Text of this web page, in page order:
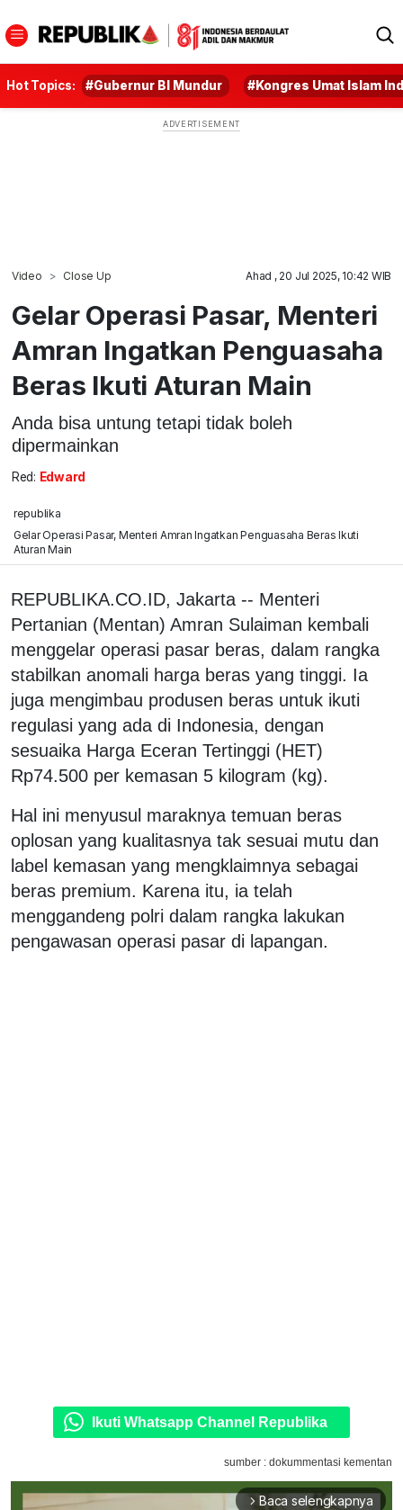
Hot Topics: #Gubernur BI Mundur #Kongres Umat Islam
Video Close Up Ahad , 20 Jul 2025, 10:42 WIB
Gelar Operasi Pasar, Menteri
Amran Ingatkan Penguasaha
Beras Ikuti Aturan Main
Anda bisa untung tetapi tidak boleh
dipermainkan
Red: Edward
republika
Gelar Operasi Pasar, Menteri Amran Ingatkan Penguasaha Beras Ikuti
Aturan Main
REPUBLIKA.CO.ID, Jakarta -- Menteri
Pertanian (Mentan) Amran Sulaiman kembali
menggelar operasi pasar beras, dalam rangka
stabilkan anomali harga beras yang tinggi. Ia
juga mengimbau produsen beras untuk ikuti
regulasi yang ada di Indonesia, dengan
sesuaika Harga Eceran Tertinggi (HET)
Rp74.500 per kemasan 5 kilogram (kg).
Hal ini menyusul maraknya temuan beras
oplosan yang kualitasnya tak sesuai mutu dan
label kemasan yang mengklaimnya sebagai
beras premium. Karena itu, ia telah
menggandeng polri dalam rangka lakukan
pengawasan operasi pasar di lapangan.
Ikuti Whatsapp Channel Republika
sumber : dokummentasi kementan
arrow_forward_ios Baca selengkapnya